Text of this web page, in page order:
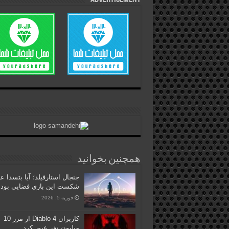
همچنین بخوانید
جنجال استارفیلد؛ آیا بتسدا
شکست این بازی فضایی
فوریه 5, 2026
کاربران Diablo 4 از مرز 10